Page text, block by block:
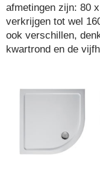
afmetingen zijn: 80
verkrijgen tot wel
ook verschillen,
kwartrond en de